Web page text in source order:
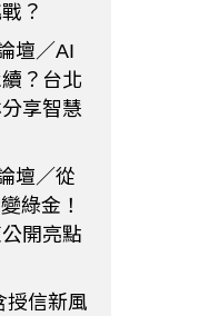
？
壇／AI
？台北
享智慧
壇／從
綠金！
開亮點
授信新風